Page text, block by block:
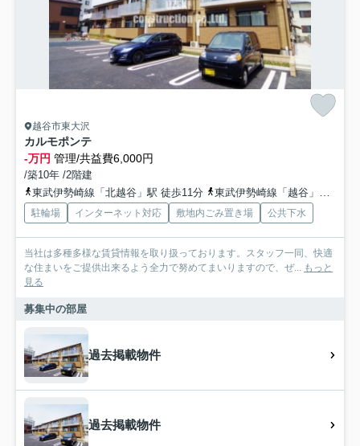
越谷市東大沢
カルモポンテ
-万円 管理/共益費6,000円
/築10年 /2階建
東武伊勢崎線「北越谷」駅 徒歩11分
東武伊勢崎線「越谷」駅 徒歩28分
駐輪場 インターネット対応 敷地内ごみ置き場 公共下水
当社は多種多様な賃貸情報を取り扱っております。スタッフ一同、快適
な住まいをご提供出来るよう全力で努めてまいりますので、ぜ... もっと
見る
募集中の部屋
過去掲載物件
過去掲載物件